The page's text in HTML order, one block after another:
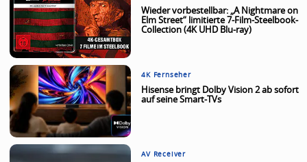
Wieder vorbestellbar: „A Nightmare on
Elm Street“ limitierte 7-Film-Steelbook-
Collection (4K UHD Blu-ray)
4K Fernseher
Hisense bringt Dolby Vision 2 ab sofort
auf seine Smart-TVs
AV Receiver